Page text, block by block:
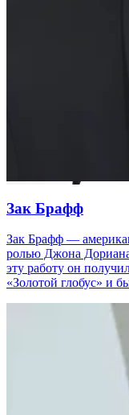
Зак Брафф
Зак Брафф —
ролью Джона
эту работу он
«Золотой глобус» и